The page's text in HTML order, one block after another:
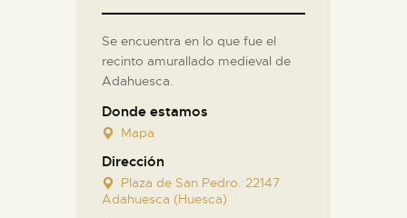
Se encuentra en lo que fue el
recinto amurallado medieval de
Adahuesca.
Donde estamos
Mapa
Dirección
Plaza de San Pedro. 22147
Adahuesca (Huesca)